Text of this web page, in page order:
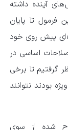
آینده داشته
فرمول تا پایان
پیش روی خود
اساسی در
گرفتیم تا برخی
بودند نتوانند
شده از سوی